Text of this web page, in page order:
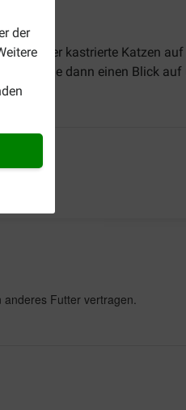
der
oder kastrierte Katzen auf
Sie dann einen Blick auf
anderes Futter vertragen.